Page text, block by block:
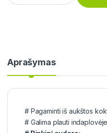
Aprašymas
# Pagaminti iš aukštos
# Galima plauti indaplovėje